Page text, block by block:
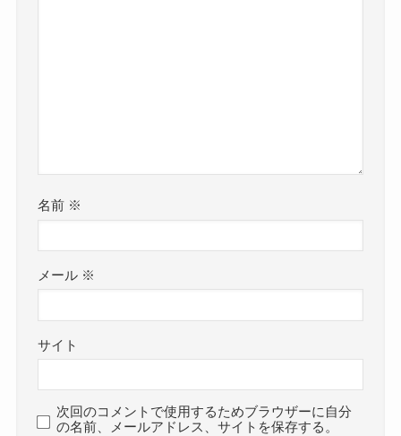
名前 ※
メール ※
サイト
次回のコメントで使用するためブラウザーに自分
の名前、メールアドレス、サイトを保存する。